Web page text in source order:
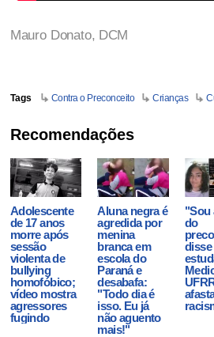
Mauro Donato, DCM
Tags Contra o Preconceito Crianças
Recomendações
Adolescente
de 17 anos
morre após
sessão
violenta de
bullying
homofóbico;
vídeo mostra
agressores
fugindo
Aluna negra é
agredida por
menina
branca em
escola do
Paraná e
desabafa:
"Todo dia é
isso. Eu já
não aguento
mais!"
"Sou
do
disse